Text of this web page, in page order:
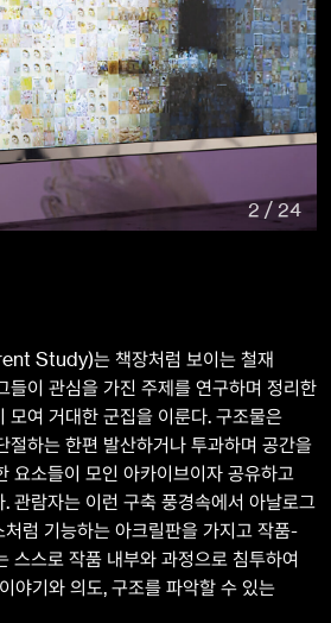
2 /24
Study)는 책장처럼 보이는 철재
들이 관심을 가진 주제를 연구하며 정리한
모여 거대한 군집을 이룬다. 구조물은
절하는 한편 발산하거나 투과하며 공간을
요소들이 모인 아카이브이자 공유하고
관람자는 이런 구축 풍경속에서 아날로그
럼 기능하는 아크릴판을 가지고 작품-
스스로 작품 내부와 과정으로 침투하여
야기와 의도, 구조를 파악할 수 있는